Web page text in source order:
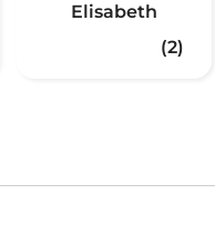
Elisabeth
(2)